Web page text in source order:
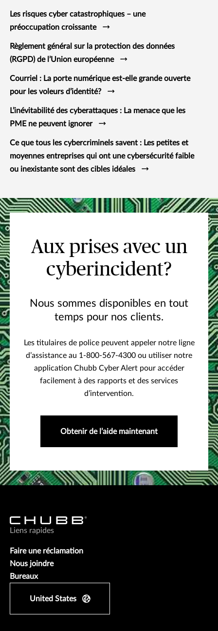
Les risques cyber catastrophiques – une
préoccupation croissante
Règlement général sur la protection des données
(RGPD) de l’Union européenne
Courriel : La porte numérique est-elle grande ouverte
pour les voleurs d’identité?
L’inévitabilité des cyberattaques : La menace que les
PME ne peuvent ignorer
Ce que tous les cybercriminels savent : Les petites et
moyennes entreprises qui ont une cybersécurité faible
ou inexistante sont des cibles idéales
Aux prises avec un
cyberincident?
Nous sommes disponibles en tout
temps pour nos clients.
Les titulaires de police peuvent appeler notre ligne
d’assistance au 1-800-567-4300 ou utiliser notre
application Chubb Cyber Alert pour accéder
facilement à des rapports et des services
d’intervention.
Obtenir de l’aide maintenant
Liens rapides
Faire une réclamation
Nous joindre
Bureaux
United States